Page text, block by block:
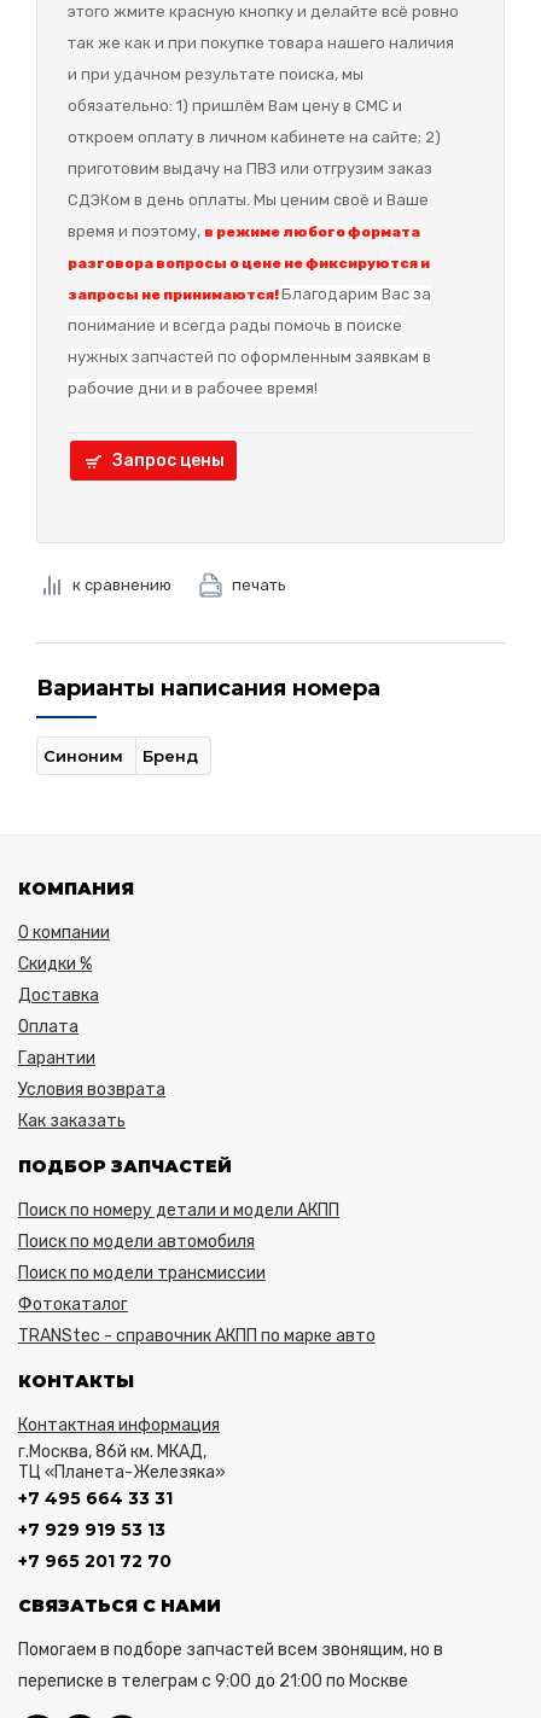
этого жмите красную кнопку и делайте всё ровно
так же как и при покупке товара нашего наличия
и при удачном результате поиска, мы
обязательно: 1) пришлём Вам цену в СМС и
откроем оплату в личном кабинете на сайте; 2)
приготовим выдачу на ПВЗ или отгрузим заказ
СДЭКом в день оплаты. Мы ценим своё и Ваше
время и поэтому, в режиме любого формата
разговора вопросы о цене не фиксируются и
запросы не принимаются!Благодарим Вас за
понимание и всегда рады помочь в поиске
нужных запчастей по оформленным заявкам в
рабочие дни и в рабочее время!
Запрос цены
к сравнению печать
Варианты написания номера
Синоним Бренд
КОМПАНИЯ
О компании
Скидки %
Доставка
Оплата
Гарантии
Условия возврата
Как заказать
ПОДБОР ЗАПЧАСТЕЙ
Поиск по номеру детали и модели АКПП
Поиск по модели автомобиля
Поиск по модели трансмиссии
Фотокаталог
TRANStec - справочник АКПП по марке авто
КОНТАКТЫ
Контактная информация
г.Москва, 86й км. МКАД,
ТЦ «Планета-Железяка»
+7 495 664 33 31
+7 929 919 53 13
+7 965 201 72 70
СВЯЗАТЬСЯ С НАМИ
Помогаем в подборе запчастей всем звонящим, но в
переписке в телеграм с 9:00 до 21:00 по Москве